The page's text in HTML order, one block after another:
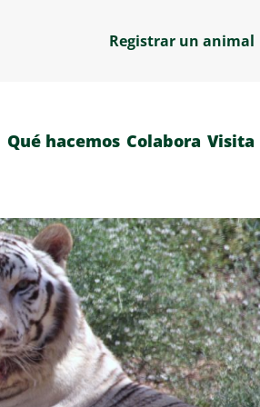
Registrar un animal
Qué hacemos Colabora Visita